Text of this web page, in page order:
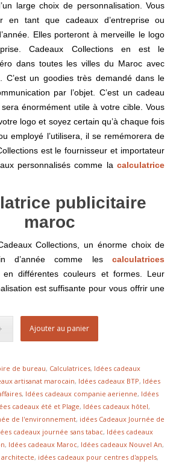
large choix de personnalisation. Vous
en tant que cadeaux d’entreprise ou
Elles porteront à merveille le logo
Cadeaux Collections en est le
dans toutes les villes du Maroc avec
C’est un goodies très demandé dans le
par l’objet. C’est un cadeau
énormément utile à votre cible. Vous
logo et soyez certain qu’à chaque fois
employé l’utilisera, il se remémorera de
est le fournisseur et importateur
personnalisés comme lacalculatrice
publicitaire
maroc
Collections, un énorme choix de
d’année comme lescalculatrices
en différentes couleurs et formes. Leur
est suffisante pour vous offrir une
Ajouter au panier
de bureau, Calculatrices, Idées cadeaux
artisanat marocain, Idées cadeaux BTP, Idées
, Idées cadeaux companie aerienne, Idées
cadeaux été et Plage, Idées cadeaux hôtel,
de l'environnement, idées Cadeaux Journée de
cadeaux journée sans tabac, Idées cadeaux
, Idées cadeaux Maroc, Idées cadeaux Nouvel An,
architecte, idées cadeaux pour centres d'appels,